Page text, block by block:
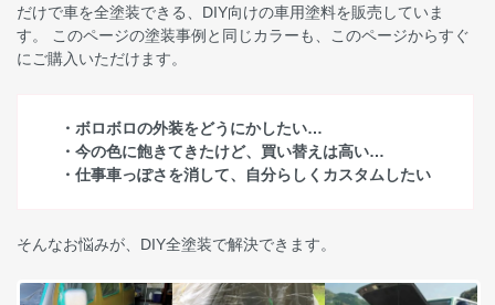
だけで車を全塗装できる、DIY向けの車用塗料を販売していま
す。 このページの塗装事例と同じカラーも、このページからすぐ
にご購入いただけます。
・ボロボロの外装をどうにかしたい…
・今の色に飽きてきたけど、買い替えは高い…
・仕事車っぽさを消して、自分らしくカスタムしたい
そんなお悩みが、DIY全塗装で解決できます。